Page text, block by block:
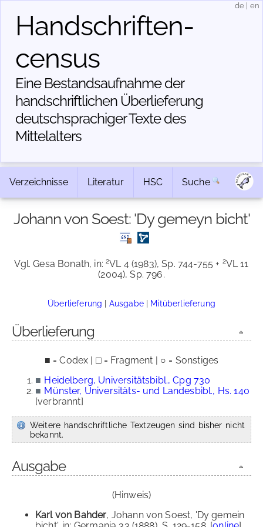
Handschriften­
census
Eine Bestandsaufnahme der
handschriftlichen Über­lieferung
deutschsprachiger Texte des
Mittelalters
de en
Verzeichnisse Literatur HSC Suche
Johann von Soest: 'Dy gemeyn bicht'
Vgl. Gesa Bonath, in:2VL 4 (1983), Sp. 744-755 + 2VL 11
(2004), Sp. 796.
Überlieferung | Ausgabe| Mitüberlieferung
Überlieferung
■ = Codex | □ = Fragment | ○ = Sonstiges
■ Heidelberg, Universitätsbibl., Cpg 730
■ Münster, Universitäts- und Landesbibl., Hs. 140
[verbrannt]
Weitere handschriftliche Textzeugen sind bisher nicht
bekannt.
Ausgabe
(Hinweis)
Karl von Bahder, Johann von Soest, 'Dy gemein